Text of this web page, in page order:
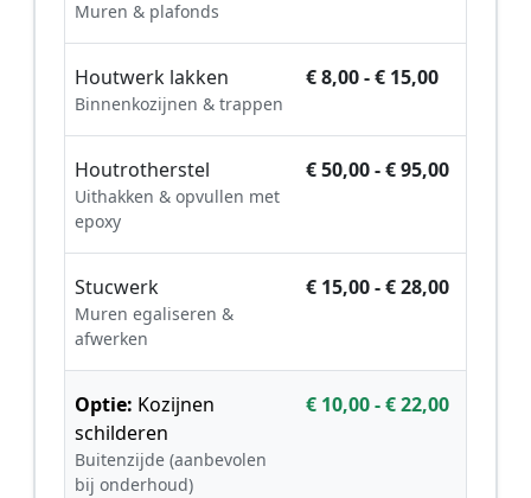
Muren & plafonds
Houtwerk lakken
Binnenkozijnen & trappen
€ 8,00 - € 15,00
Houtrotherstel
Uithakken & opvullen met
epoxy
€ 50,00 - € 95,00
Stucwerk
Muren egaliseren &
afwerken
€ 15,00 - € 28,00
Optie: Kozijnen
schilderen
Buitenzijde (aanbevolen
bij onderhoud)
€ 10,00 - € 22,00